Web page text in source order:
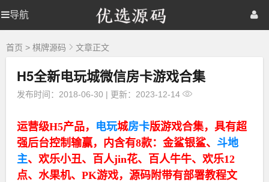
导航
优
选
码
优
选
首页 网站源码
棋牌源码
首页 > 棋牌源码 文章正文
H5全新电玩城微信房卡游戏合集
发布时间：2018-06-30 | 更新：2023-12-14
运营级H5产品， 电玩城房卡版游戏合集，具有超
强后台控制输赢，内含有8款：金鲨银鲨、 斗地
主、欢乐小丑、百人jin花、百人牛牛、欢乐12
点、水果机、PK游戏，源码附带有部署教程文